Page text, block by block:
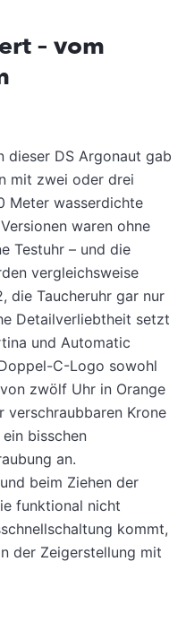
– vom
dieser DS Argonaut gab
mit zwei oder drei
Meter wasserdichte
waren ohne
Testuhr – und die
vergleichsweise
die Taucheruhr gar nur
Detailverliebtheit setzt
und Automatic
C-Logo sowohl
zwölf Uhr in Orange
verschraubbaren Krone
bisschen
an.
beim Ziehen der
funktional nicht
kommt,
der Zeigerstellung mit